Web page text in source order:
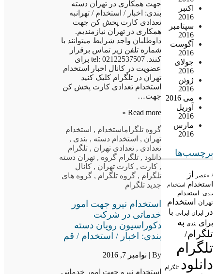
اکتبر
2016
سپتامبر
2016
آگوست
2016
جولای
2016
ژوئن
2016
می 2016
آوریل
2016
مارس
2016
برچسب‌ها
/ «عصر از
استخدام استخدام
بندی: استخدام
تهران
استخدام
در
ایران ایرانی با
برای بندی به
تلگرام/
تلگرام
دانلود تلگرام
جهت همکاری در تهران دسته
بندی: اخبار / استخدام / تهرانبه
تعدادی کارت پخش کن جهت
همکاری در تهران نیازمندیم.
داوطلبان واجد شرایط میتوانند با
شماره تلفن زیر تماس برقرار
کنند. tel: 02122537507 برای
عضویت در کانال اخبار استخدام
تهران در تلگرام کلیک کنید
استخدام تعدادی کارت پخش کن
جهت…
Read more »
گروه تلگراماستخدام , استخدام
تهران , استخدام دسته , بندی ,
تعدادی , تعدادی تهران , تلگرام
دانلود , تلگرام گروه , تهران دسته
, کارت , کارت تهران , کانال
تلگرام , گروه تلگرام , گروه های
جدید تلگرام
استخدام نیرو جهت امور
خدماتی در شرکت
دکوراسیون رویان دسته
بندی: اخبار / استخدام / قم
By | نوامبر 7, 2016
استخدام نیرو جهت امور خدماتی